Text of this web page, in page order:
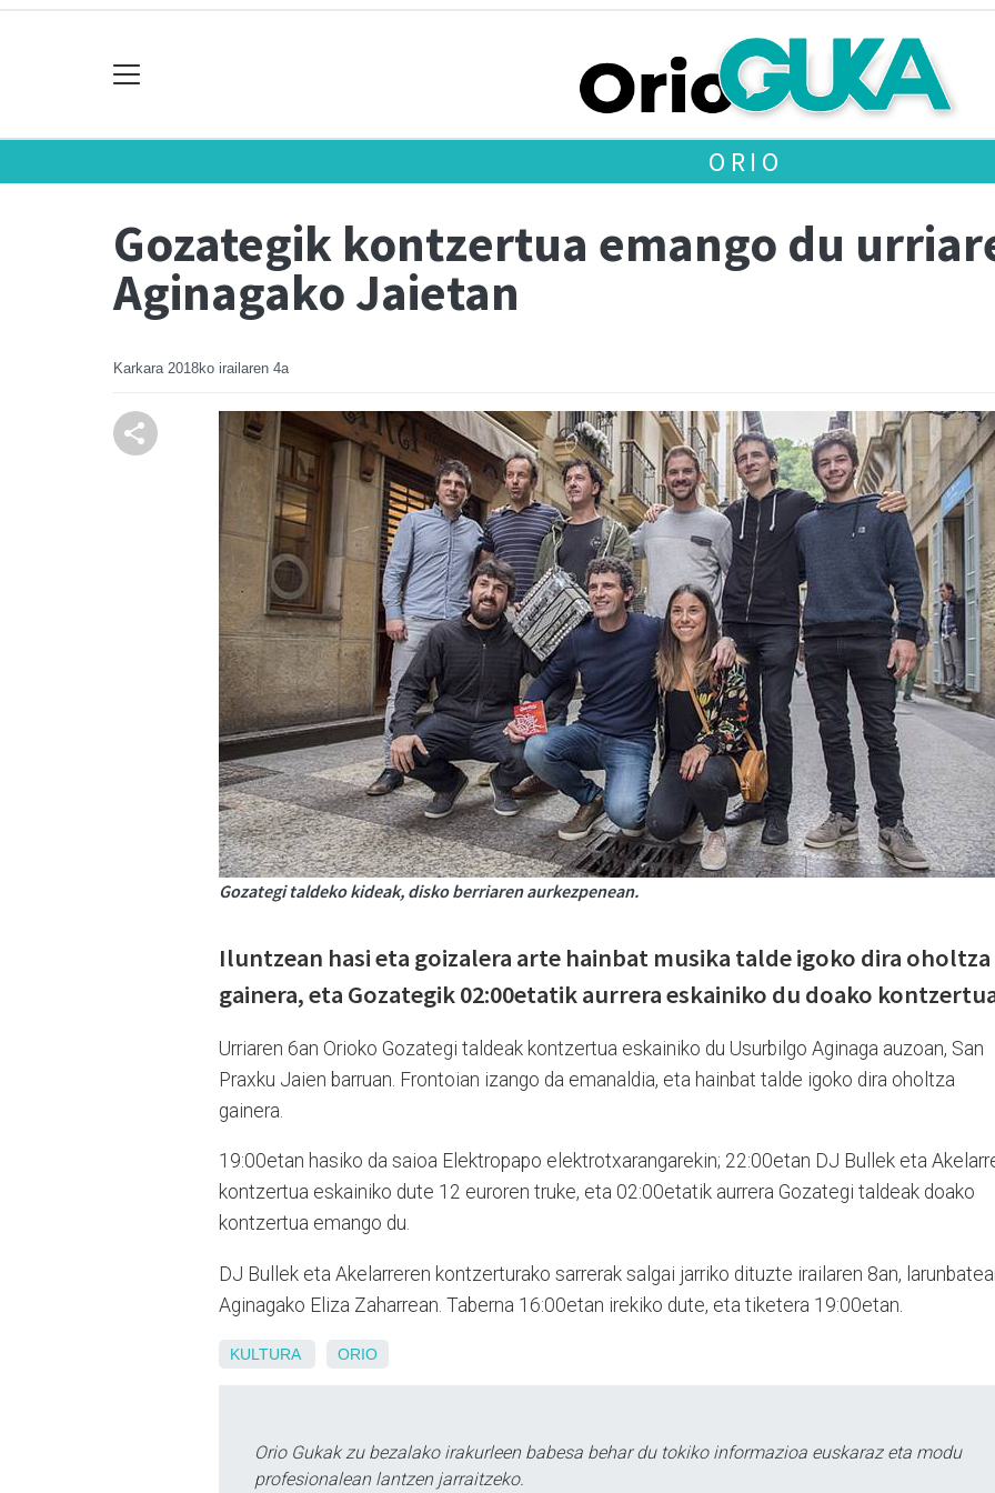
ORIO
Gozategik kontzertua emango du
Aginagako Jaietan
Karkara 2018ko irailaren 4a
Gozategi taldeko kideak, disko berriaren aurkezpenean.
Iluntzean hasi eta goizalera arte hainbat musika talde igoko dira oholtza
gainera, eta Gozategik 02:00etatik aurrera eskainiko du doako
Urriaren 6an Orioko Gozategi taldeak kontzertua eskainiko du Usurbilgo Aginaga auzoan, San
Praxku Jaien barruan. Frontoian izango da emanaldia, eta hainbat talde igoko dira oholtza
gainera.
19:00etan hasiko da saioa Elektropapo elektrotxarangarekin; 22:00etan DJ Bullek eta
kontzertua eskainiko dute 12 euroren truke, eta 02:00etatik aurrera Gozategi taldeak doako
kontzertua emango du.
DJ Bullek eta Akelarreren kontzerturako sarrerak salgai jarriko dituzte irailaren 8an,
Aginagako Eliza Zaharrean. Taberna 16:00etan irekiko dute, eta tiketera 19:00etan.
KULTURA ORIO
Orio Gukak zu bezalako irakurleen babesa behar du tokiko informazioa euskaraz eta modu
profesionalean lantzen jarraitzeko.